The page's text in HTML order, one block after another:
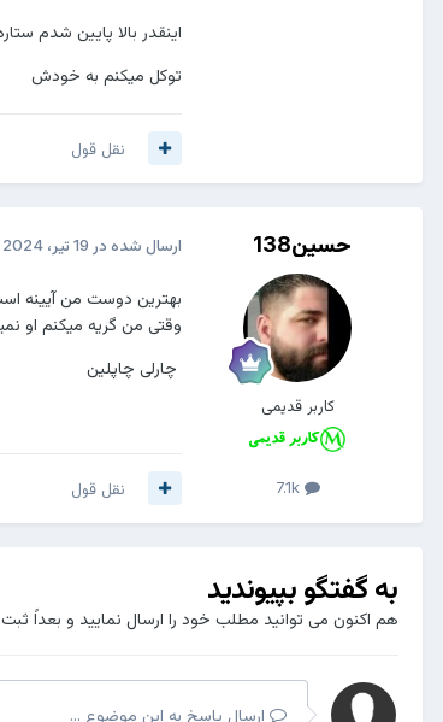
اینقدر بالا پایین شدم
توکل میکنم به خودش
نقل قول
حسین138
کاربر قدیمی
7.1k
ارسال شده در 19 تیر، 2024
بهترین دوست من آیینه
وقتی من گریه میکنم او
چارلی چاپلین
نقل قول
به گفتگو بپیوندید
هم اکنون می توانید مطلب خود را ارسال نمایید و بعداً ثبت
ارسال پاسخ به این موضوع ...